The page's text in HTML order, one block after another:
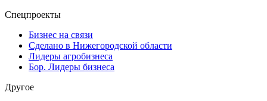
Спецпроекты
Бизнес на связи
Сделано в Нижегородской области
Лидеры агробизнеса
Бор. Лидеры бизнеса
Другое